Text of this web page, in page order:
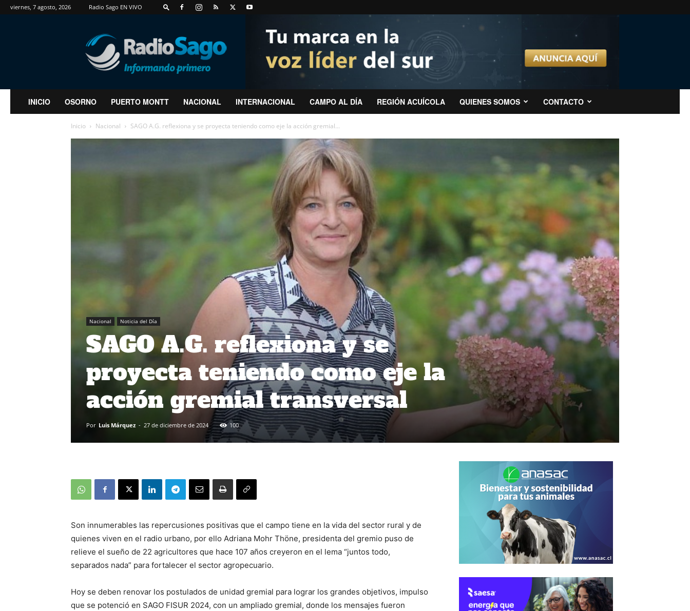
viernes, 7 agosto, 2026 Radio Sago EN VIVO
RadioSago
INICIO OSORNO PUERTO MONTT NACIONAL INTERNACIONAL CAMPO AL DÍA REGIÓN ACUÍCOLA QUIENES SOMOS CONTACTO
Inicio Nacional SAGO A.G. reflexiona y se proyecta teniendo como eje la acción gremial...
Nacional Noticia del Día
SAGO A.G. reflexiona y se
proyecta teniendo como eje la
acción gremial transversal
Por Luis Márquez - 27 de diciembre de 2024 100
Son innumerables las repercusiones positivas que el campo tiene en la vida del sector rural y de
quienes viven en el radio urbano, por ello Adriana Mohr Thöne, presidenta del gremio puso de
relieve el sueño de 22 agricultores que hace 107 años creyeron en el lema “juntos todo,
separados nada” para fortalecer el sector agropecuario.
Hoy se deben renovar los postulados de unidad gremial para lograr los grandes objetivos, impulso
que se potenció en SAGO FISUR 2024, con un ampliado gremial, donde los mensajes fueron